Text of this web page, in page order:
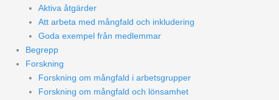
Aktiva åtgärder
Att arbeta med mångfald och inkludering
Goda exempel från medlemmar
Begrepp
Forskning
Forskning om mångfald i arbetsgrupper
Forskning om mångfald och lönsamhet